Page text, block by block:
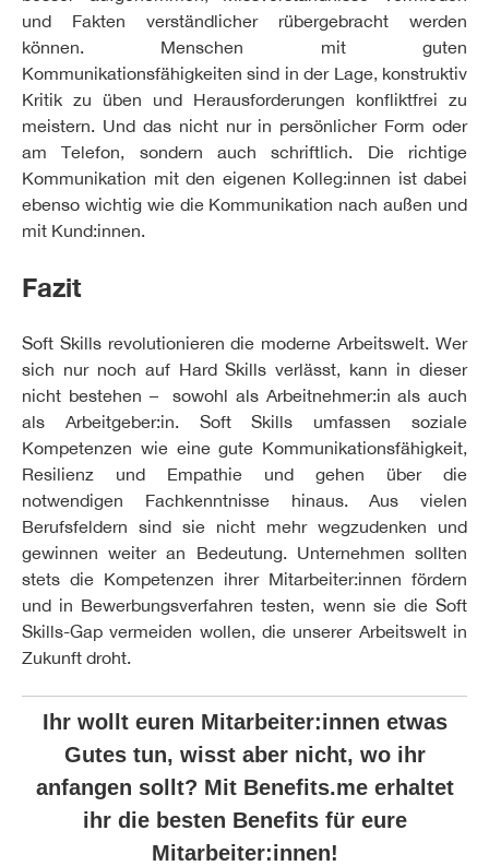
und Fakten verständlicher rübergebracht werden
können. Menschen mit guten
Kommunikationsfähigkeiten sind in der Lage, konstruktiv
Kritik zu üben und Herausforderungen konfliktfrei zu
meistern. Und das nicht nur in persönlicher Form oder
am Telefon, sondern auch schriftlich. Die richtige
Kommunikation mit den eigenen Kolleg:innen ist dabei
ebenso wichtig wie die Kommunikation nach außen und
mit Kund:innen.
Fazit
Soft Skills revolutionieren die moderne Arbeitswelt. Wer
sich nur noch auf Hard Skills verlässt, kann in dieser
nicht bestehen – sowohl als Arbeitnehmer:in als auch
als Arbeitgeber:in. Soft Skills umfassen soziale
Kompetenzen wie eine gute Kommunikationsfähigkeit,
Resilienz und Empathie und gehen über die
notwendigen Fachkenntnisse hinaus. Aus vielen
Berufsfeldern sind sie nicht mehr wegzudenken und
gewinnen weiter an Bedeutung. Unternehmen sollten
stets die Kompetenzen ihrer Mitarbeiter:innen fördern
und in Bewerbungsverfahren testen, wenn sie die Soft
Skills-Gap vermeiden wollen, die unserer Arbeitswelt in
Zukunft droht.
Ihr wollt euren Mitarbeiter:innen etwas
Gutes tun, wisst aber nicht, wo ihr
anfangen sollt? Mit Benefits.me erhaltet
ihr die besten Benefits für eure
Mitarbeiter:innen!